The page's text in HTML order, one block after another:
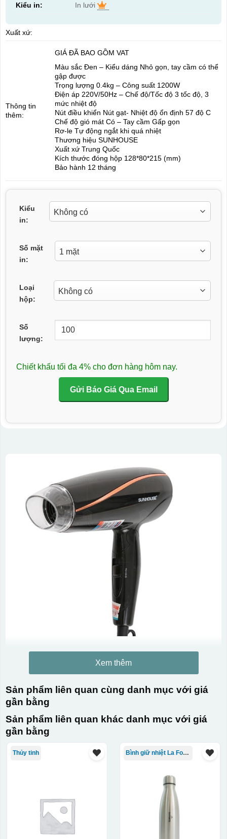
Kiểu in: In lưới
Xuất xứ:
Thông tin
thêm:
GIÁ ĐÃ BAO GỒM VAT
Màu sắc Đen – Kiểu dáng Nhỏ gọn, tay cầm có thể
gập được
Trọng lượng 0.4kg – Công suất 1200W
Điện áp 220V/50Hz – Chế độ/Tốc độ 3 tốc độ, 3
mức nhiệt độ
Nút điều khiển Nút gạt- Nhiệt độ ổn định 57 độ C
Chế độ gió mát Có – Tay cầm Gấp gọn
Rơ-le Tự động ngắt khi quá nhiệt
Thương hiệu SUNHOUSE
Xuất xứ Trung Quốc
Kích thước đóng hộp 128*80*215 (mm)
Bảo hành 12 tháng
Kiểu
in:
Số mặt
in:
Loại
hộp:
Số
lượng:
Chiết khấu tối đa 4% cho đơn hàng hôm nay.
Gửi Báo Giá Qua Email
Xem thêm
Sản phẩm liên quan cùng danh mục với giá
gần bằng
Sản phẩm liên quan khác danh mục với giá
gần bằng
Thủy tinh Bình giữ nhiệt La Fonte